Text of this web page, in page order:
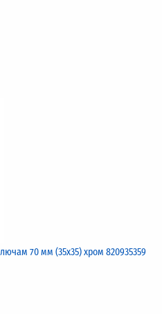
70 мм (35х35) хром 820935359